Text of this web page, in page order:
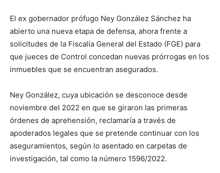
El ex gobernador prófugo Ney González Sánchez ha
abierto una nueva etapa de defensa, ahora frente a
solicitudes de la Fiscalía General del Estado (FGE) para
que jueces de Control concedan nuevas prórrogas en los
inmuebles que se encuentran asegurados.
Ney González, cuya ubicación se desconoce desde
noviembre del 2022 en que se giraron las primeras
órdenes de aprehensión, reclamaría a través de
apoderados legales que se pretende continuar con los
aseguramientos, según lo asentado en carpetas de
investigación, tal como la número 1596/2022.